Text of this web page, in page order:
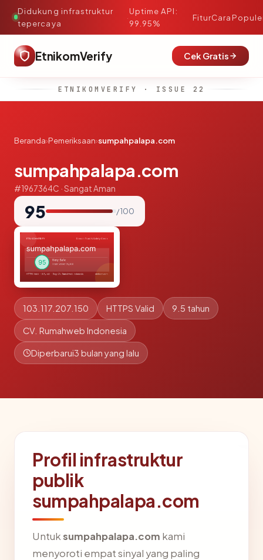
Didukung infrastruktur
tepercaya
·
Uptime API:
99.95%
FiturCara
EtnikomVerify Cek Gratis
ETNIKOMVERIFY · ISSUE 22
Beranda›Pemeriksaan›sumpahpalapa.com
sumpahpalapa.com
#1967364C · Sangat Aman
95 / 100
103.117.207.150 HTTPS Valid 9.5 tahun
CV. Rumahweb Indonesia
Diperbarui3 bulan yang lalu
Profil infrastruktur
publik
sumpahpalapa.com
Untuksumpahpalapa.com kami
menyoroti empat sinyal yang paling